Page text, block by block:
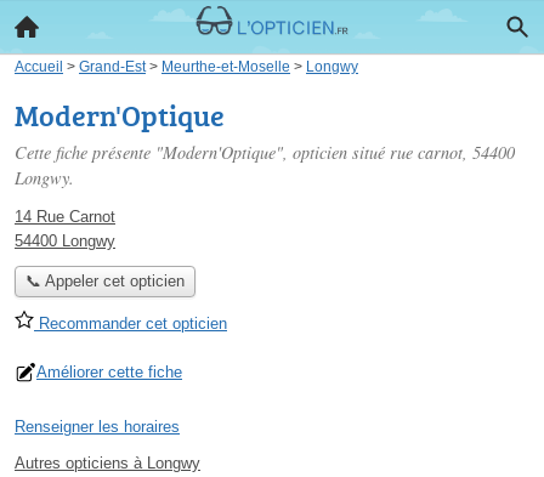
Accueil > Grand-Est> Meurthe-et-Moselle > Longwy
Modern'Optique
Cette fiche présente "Modern'Optique", opticien situé rue carnot, 54400
Longwy.
14 Rue Carnot
54400 Longwy
📞 Appeler cet opticien
Recommander cet opticien
Améliorer cette fiche
Renseigner les horaires
Autres opticiens à Longwy